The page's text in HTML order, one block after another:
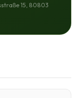
15, 80803